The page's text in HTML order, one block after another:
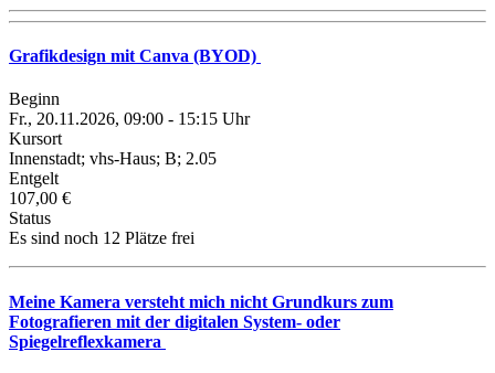
Grafikdesign mit Canva (BYOD)
Beginn
Fr., 20.11.2026, 09:00 - 15:15 Uhr
Kursort
Innenstadt; vhs-Haus; B; 2.05
Entgelt
107,00 €
Status
Es sind noch 12 Plätze frei
Meine Kamera versteht mich nicht Grundkurs zum
Fotografieren mit der digitalen System- oder
Spiegelreflexkamera